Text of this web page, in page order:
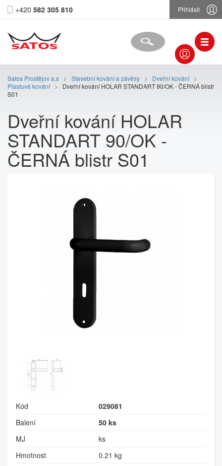
+420 582 305 810 Přihlásit
Satos Prostějov a.s > Stavební kování a závěsy > Dveřní kování >
Plastové kování >
Dveřní kování HOLAR STANDART 90/OK - ČERNÁ blistr
S01
Dveřní kování HOLAR
STANDART 90/OK -
ČERNÁ blistr S01
Kód
029081
Balení
50 ks
MJ
ks
Hmotnost
0.21 kg